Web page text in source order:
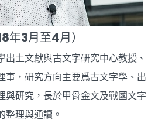
年3月至4月）
出土文獻與古文字研究中心教授、
事，研究方向主要爲古文字學、出
與研究，長於甲骨金文及戰國文字
整理與通讀。